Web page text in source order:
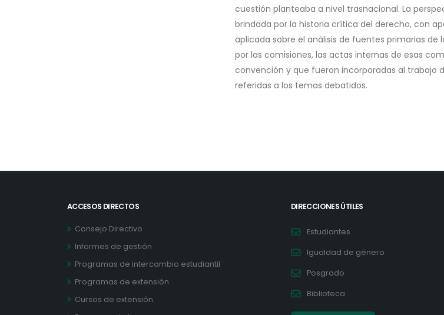
cuestión planteaba a nivel trasnacional. La
brindada por la historia crítica del derecho, con
aplicada sobre el análisis de fuentes primarias
por las comisiones, las actas internas de esas
convención y que fueron incorporadas al
referidas a los temas debatidos.
ACCESOS DIRECTOS
Consejo Directivo
Informes de gestión
Programas de intercambio estudiantil
Programas de extensión
Cursos de extensión
DIRECCIONES ÚTILES
Estudiantes
Igualdad de género
Posgrado
Biblioteca